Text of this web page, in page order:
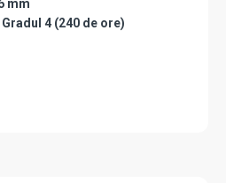
mm
Gradul 4 (240 de ore)